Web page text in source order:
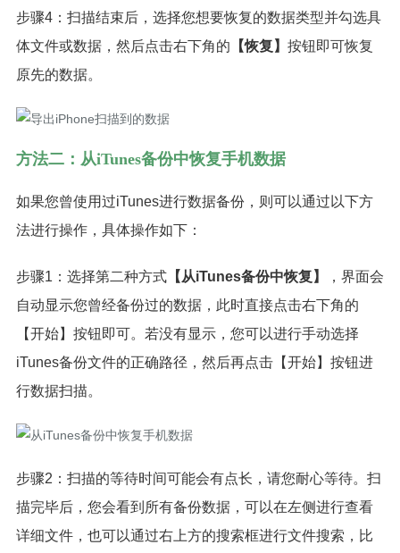
步骤4：扫描结束后，选择您想要恢复的数据类型并勾选具
体文件或数据，然后点击右下角的 【恢复】 按钮即可恢复
原先的数据。
方法二：从iTunes备份中恢复手机数据
如果您曾使用过iTunes进行数据备份，则可以通过以下方
法进行操作，具体操作如下：
步骤1：选择第二种方式【从iTunes备份中恢复】
，界面会
自动显示您曾经备份过的数据，此时直接点击右下角的
【开始】按钮即可。若没有显示，您可以进行手动选择
iTunes备份文件的正确路径，然后再点击【开始】按钮进
行数据扫描。
步骤2：扫描的等待时间可能会有点长，请您耐心等待。扫
描完毕后，您会看到所有备份数据，可以在左侧进行查看
详细文件，也可以通过右上方的搜索框进行文件搜索，比